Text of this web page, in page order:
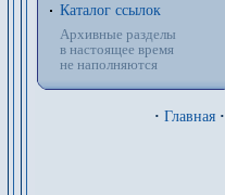
Каталог ссылок
Архивные разделы
в настоящее время
не наполняются
· Главная ·